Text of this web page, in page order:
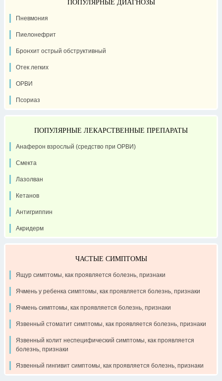
Пневмония
Пиелонефрит
Бронхит острый обструктивный
Отек легких
ОРВИ
Псориаз
ПОПУЛЯРНЫЕ ЛЕКАРСТВЕННЫЕ ПРЕПАРАТЫ
Анаферон взрослый (средство при ОРВИ)
Смекта
Лазолван
Кетанов
Антигриппин
Акридерм
ЧАСТЫЕ СИМПТОМЫ
Ящур симптомы, как проявляется болезнь, признаки
Ячмень у ребенка симптомы, как проявляется болезнь, признаки
Ячмень симптомы, как проявляется болезнь, признаки
Язвенный стоматит симптомы, как проявляется болезнь, признаки
Язвенный колит неспецифический симптомы, как проявляется
болезнь, признаки
Язвенный гингивит симптомы, как проявляется болезнь, признаки